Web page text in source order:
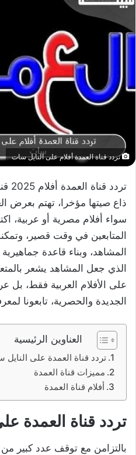
تردد قناة العمدة أفلام على النايل سات
ذاع صيتها مؤخرا، تهتم بعرض
سواء أفلام مصرية أو عربية،
المتابعين في وقت قصير،
المشاهد، وبناء قاعدة
الذي جعل المشاهد يشعر بالمتعة
على الأفلام العربية فقط، بل
الجديدة والحصرية، تابعونا
العناوين الرئيسية
تردد قناة العمدة على
مميزات قناة العمدة
أفلام قناة العمدة
تردد قناة العمدة
بالتزامن مع توقف عدد كبير